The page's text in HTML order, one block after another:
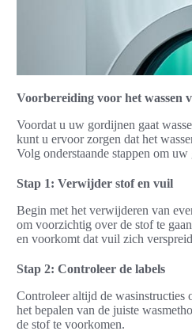
Voorbereiding voor het wassen
Voordat u uw gordijnen gaat
kunt u ervoor zorgen dat het
Volg onderstaande stappen om
Stap 1: Verwijder stof en vuil
Begin met het verwijderen van
om voorzichtig over de stof te
en voorkomt dat vuil zich
Stap 2: Controleer de labels
Controleer altijd de wasinstructies
het bepalen van de juiste
de stof te voorkomen.